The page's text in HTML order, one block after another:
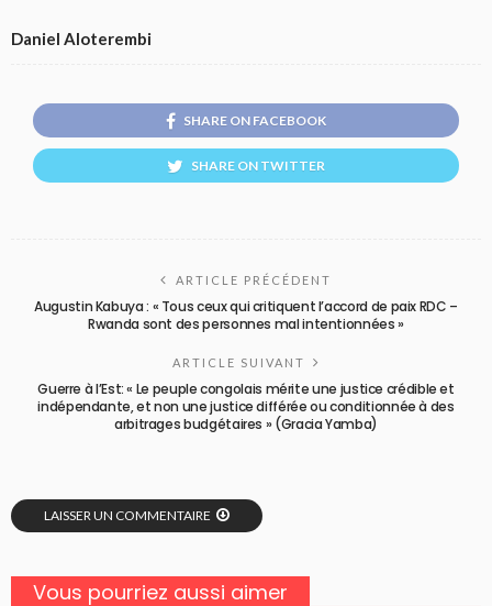
Daniel Aloterembi
SHARE ON FACEBOOK
SHARE ON TWITTER
ARTICLE PRÉCÉDENT
Augustin Kabuya : « Tous ceux qui critiquent l’accord de paix RDC –
Rwanda sont des personnes mal intentionnées »
ARTICLE SUIVANT
Guerre à l’Est: « Le peuple congolais mérite une justice crédible et
indépendante, et non une justice différée ou conditionnée à des
arbitrages budgétaires » (Gracia Yamba)
LAISSER UN COMMENTAIRE
Vous pourriez aussi aimer